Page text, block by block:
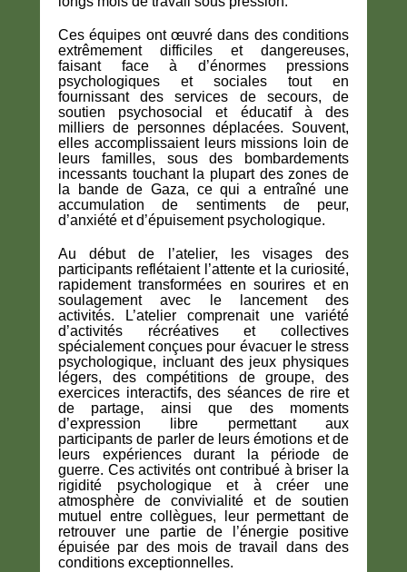
Ces équipes ont œuvré dans des conditions
extrêmement difficiles et dangereuses,
faisant face à d’énormes pressions
psychologiques et sociales tout en
fournissant des services de secours, de
soutien psychosocial et éducatif à des
milliers de personnes déplacées. Souvent,
elles accomplissaient leurs missions loin de
leurs familles, sous des bombardements
incessants touchant la plupart des zones de
la bande de Gaza, ce qui a entraîné une
accumulation de sentiments de peur,
d’anxiété et d’épuisement psychologique.
Au début de l’atelier, les visages des
participants reflétaient l’attente et la curiosité,
rapidement transformées en sourires et en
soulagement avec le lancement des
activités. L’atelier comprenait une variété
d’activités récréatives et collectives
spécialement conçues pour évacuer le stress
psychologique, incluant des jeux physiques
légers, des compétitions de groupe, des
exercices interactifs, des séances de rire et
de partage, ainsi que des moments
d’expression libre permettant aux
participants de parler de leurs émotions et de
leurs expériences durant la période de
guerre. Ces activités ont contribué à briser la
rigidité psychologique et à créer une
atmosphère de convivialité et de soutien
mutuel entre collègues, leur permettant de
retrouver une partie de l’énergie positive
épuisée par des mois de travail dans des
conditions exceptionnelles.